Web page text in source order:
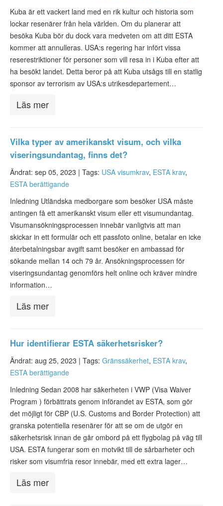
Kuba är ett vackert land med en rik kultur och historia som
lockar resenärer från hela världen. Om du planerar att
besöka Kuba bör du dock vara medveten om att ditt ESTA
kommer att annulleras. USA:s regering har infört vissa
reserestriktioner för personer som vill resa in i Kuba efter att
ha besökt landet. Detta beror på att Kuba utsågs till en statlig
sponsor av terrorism av USA:s utrikesdepartement…
Läs mer
Vilka typer av amerikanskt visum, och vilka
viseringsundantag, finns det?
Ändrat: sep 05, 2023 | Tags: USA visumkrav, ESTA krav,
ESTA berättigande
Inledning Utländska medborgare som besöker USA måste
antingen få ett amerikanskt visum eller ett visumundantag.
Visumansökningsprocessen innebär vanligtvis att man
skickar in ett formulär och ett passfoto online, betalar en icke
återbetalningsbar avgift samt besöker en ambassad för
sökande mellan 14 och 79 år. Ansökningsprocessen för
viseringsundantag genomförs helt online och kräver mindre
information…
Läs mer
Hur identifierar ESTA säkerhetsrisker?
Ändrat: aug 25, 2023 | Tags: Gränssäkerhet, ESTA krav,
ESTA berättigande
Inledning Sedan 2008 har säkerheten i VWP (Visa Waiver
Program ) förbättrats genom införandet av ESTA, som gör
det möjligt för CBP (U.S. Customs and Border Protection) att
granska potentiella resenärer för att se om de utgör en
säkerhetsrisk innan de går ombord på ett flygbolag på väg till
USA. ESTA fungerar som en motvikt till de sårbarheter och
risker som visumfria resor innebär, med ett extra lager…
Läs mer